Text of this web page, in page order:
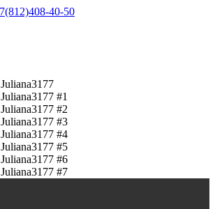
40-50